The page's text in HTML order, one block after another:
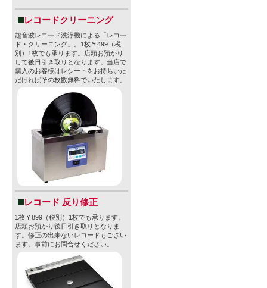
レコードクリーニング
超音波レコード洗浄機による「レコー
ド・クリーニング」。1枚￥499（税
別）1枚でも承ります。店頭お預かり
して後日引き取りとなります。当店で
購入のお客様はレシートをお持ちいた
だければその枚数無料でいたします。
レコード 反り修正
1枚￥899（税別）1枚でも承ります。
店頭お預かり後日引き取りとなりま
す。修正の出来ないレコードもござい
ます。事前にお問合せください。